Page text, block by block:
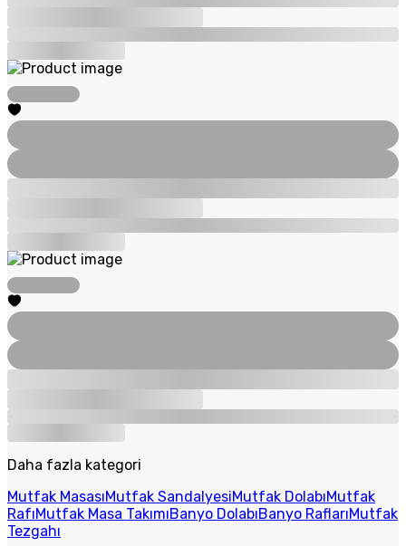
Daha fazla kategori
Mutfak MasasıMutfak SandalyesiMutfak DolabıMutfak
RafıMutfak Masa TakımıBanyo DolabıBanyo RaflarıMutfak
Tezgahı